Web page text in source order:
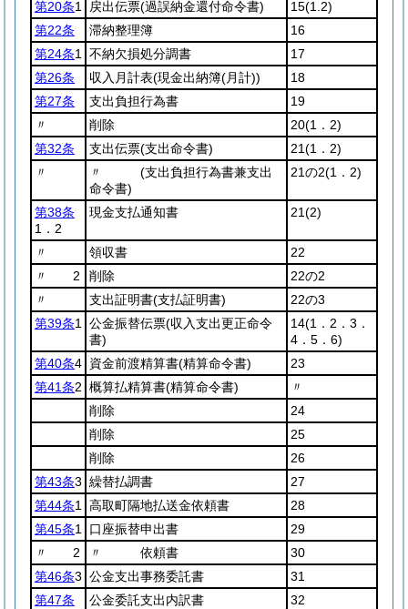
第20条1 戻出伝票(過誤納金還付命令書) 15(1.2)
第22条
滞納整理簿
16
第24条1 不納欠損処分調書
17
第26条
収入月計表(現金出納簿(月計))
18
第27条
支出負担行為書
19
〃
削除 20(1．2)
第32条
支出伝票(支出命令書) 21(1．2)
〃
〃 (支出負担行為書兼支出
命令書)
21の2(1．2)
第38条
1．2
現金支払通知書 21(2)
〃 領収書
22
〃 2
削除
22の2
〃
支出証明書(支払証明書)
22の3
第39条1 公金振替伝票(収入支出更正命令
書)
14(1．2．3．
4．5．6)
第40条4 資金前渡精算書(精算命令書)
23
第41条2 概算払精算書(精算命令書)
〃
削除
24
削除
25
削除
26
第43条3 繰替払調書
27
第44条1 高取町隔地払送金依頼書
28
第45条1 口座振替申出書
29
〃 2
〃 依頼書
30
第46条3 公金支出事務委託書
31
第47条
公金委託支出内訳書
32